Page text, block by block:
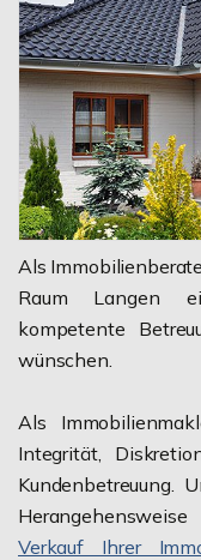
Als
Raum Langen
kompetente
wünschen.
Als
Integrität,
Kundenbetreuung.
Verkauf Ihrer